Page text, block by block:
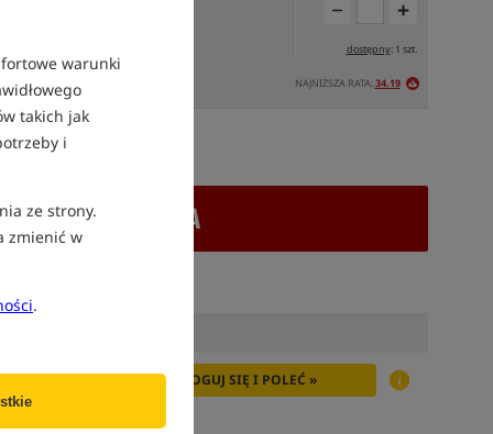
warunki
takich jak
i
ze strony.
zmienić w
.
dostępny: 1 szt.
NAJNIŻSZA RATA:34.19
VAT
DODAJ DO KOSZYKA
ZALOGUJ SIĘ I POLEĆ »